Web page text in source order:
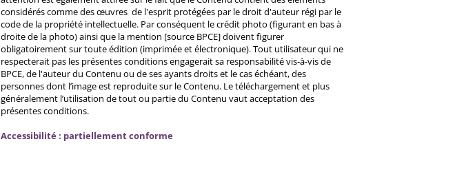
considérés comme des œuvres de l'esprit protégées par le droit d'auteur régi par le
code de la propriété intellectuelle. Par conséquent le crédit photo (figurant en bas à
droite de la photo) ainsi que la mention [source BPCE] doivent figurer
obligatoirement sur toute édition (imprimée et électronique). Tout utilisateur qui ne
respecterait pas les présentes conditions engagerait sa responsabilité vis-à-vis de
BPCE, de l'auteur du Contenu ou de ses ayants droits et le cas échéant, des
personnes dont l’image est reproduite sur le Contenu. Le téléchargement et plus
généralement l’utilisation de tout ou partie du Contenu vaut acceptation des
présentes conditions.
Accessibilité : partiellement conforme